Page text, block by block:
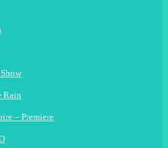
Rain
– Premiere